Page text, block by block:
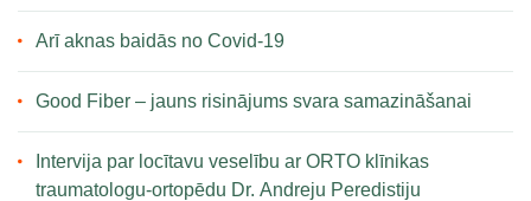
Arī aknas baidās no Covid-19
Good Fiber – jauns risinājums svara samazināšanai
Intervija par locītavu veselību ar ORTO klīnikas
traumatologu-ortopēdu Dr. Andreju Peredistiju